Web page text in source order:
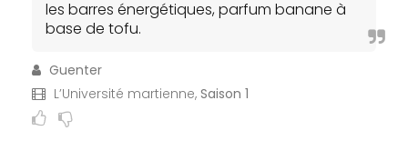
les barres énergétiques, parfum banane à
base de tofu.
Guenter
L’Université martienne, Saison 1